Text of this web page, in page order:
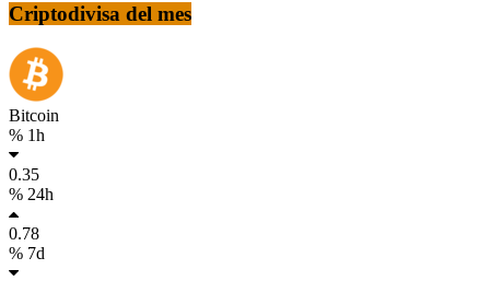
Criptodivisa del mes
Bitcoin
% 1h
0.35
% 24h
0.78
% 7d